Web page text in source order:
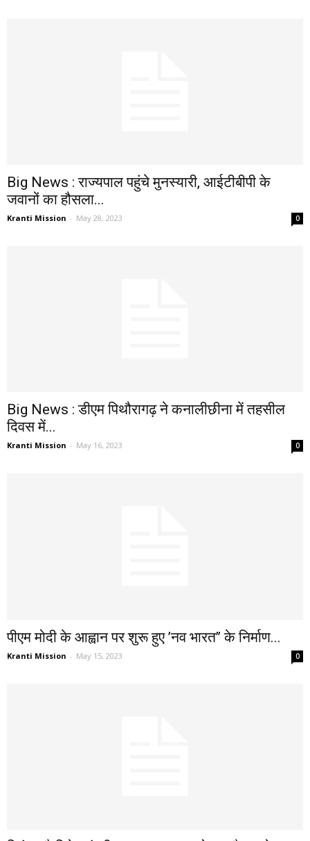
Big News : राज्यपाल पहुंचे मुनस्यारी, आईटीबीपी के
जवानों का हौसला...
Kranti Mission - May 28, 2023 0
Big News : डीएम पिथौरागढ़ ने कनालीछीना में तहसील
दिवस में...
Kranti Mission - May 16, 2023 0
पीएम मोदी के आह्वान पर शुरू हुए ’नव भारत’’ के निर्माण...
Kranti Mission - May 15, 2023 0